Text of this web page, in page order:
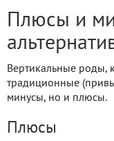
Плюсы и
Вертикальные роды,
традиционные
минусы, но и плюсы.
Плюсы